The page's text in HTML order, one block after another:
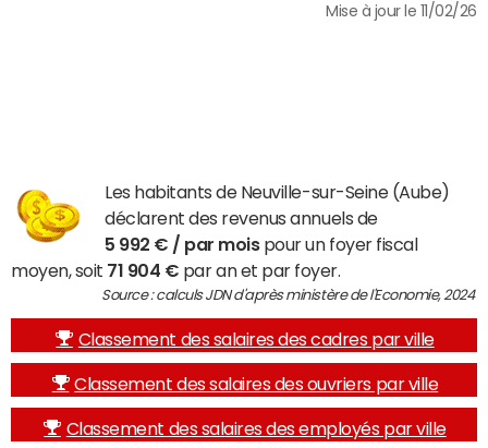
Mise à jour le 11/02/26
Les habitants de Neuville-sur-Seine (Aube)
déclarent des revenus annuels de
5 992 € / par moispour un foyer fiscal
moyen, soit 71 904 € par an et par foyer.
Source : calculs JDN d'après ministère de l'Economie, 2024
Classement des salaires des cadres par ville
Classement des salaires des ouvriers par ville
Classement des salaires des employés par ville